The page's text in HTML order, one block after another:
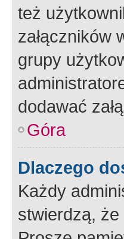
też
załączników
grupy
dodawać
Góra
Dlaczego
Każdy
stwierdzą,